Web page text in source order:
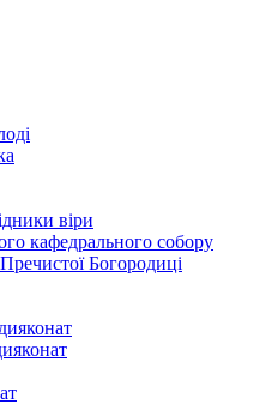
віри
кафедрального собору
Богородиці